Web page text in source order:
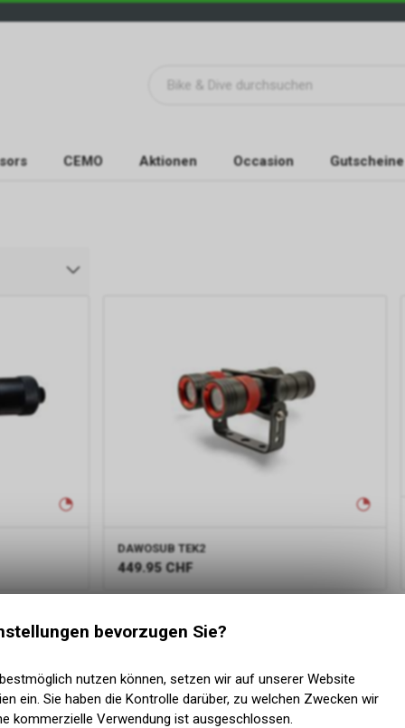
CEMO Aktionen Occasion Gutscheine
DAWOSUB TEK2
449.95 CHF
bevorzugen Sie?
nutzen können, setzen wir auf unserer Website
ein. Sie haben die Kontrolle darüber, zu welchen Zwecken wir
kommerzielle Verwendung ist ausgeschlossen.